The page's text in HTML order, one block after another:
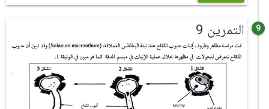
9 التمرين 9